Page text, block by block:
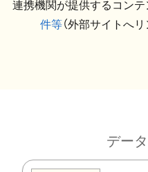
連携機関が提供するコンテ
件等（外部サイトへ
デー